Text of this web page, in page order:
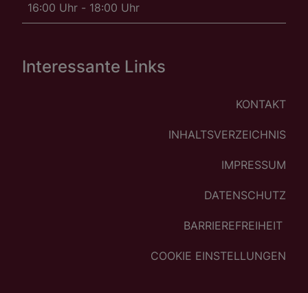
16:00 Uhr - 18:00 Uhr
Interessante Links
KONTAKT
INHALTSVERZEICHNIS
IMPRESSUM
DATENSCHUTZ
BARRIEREFREIHEIT
COOKIE EINSTELLUNGEN